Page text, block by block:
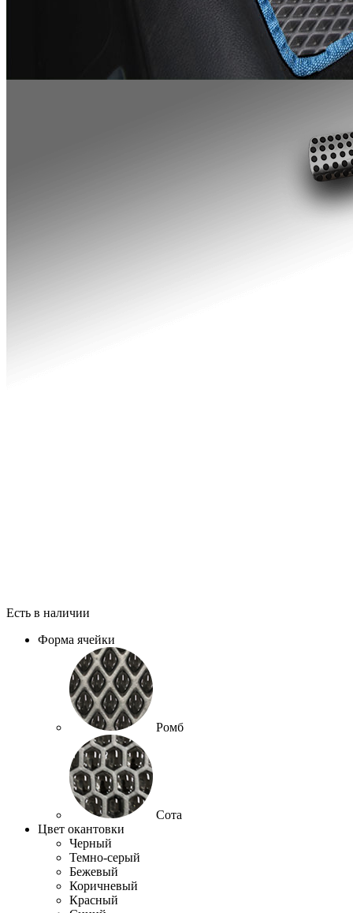
Есть в наличии
Форма ячейки
Ромб
Сота
Цвет окантовки
Черный
Темно-серый
Бежевый
Коричневый
Красный